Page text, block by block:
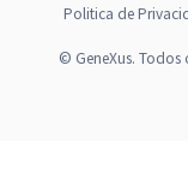
Politica de
© GeneXus. Todos